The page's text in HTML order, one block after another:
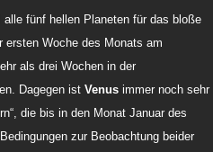
fünf hellen Planeten für das bloße
ersten Woche des Monats am
als drei Wochen in der
Dagegen ist Venus immer noch sehr
die bis in den Monat Januar des
zur Beobachtung beider